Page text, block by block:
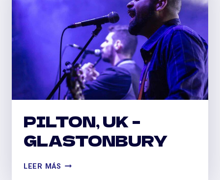
PILTON, UK –
GLASTONBURY
LEER MÁS PILTON,